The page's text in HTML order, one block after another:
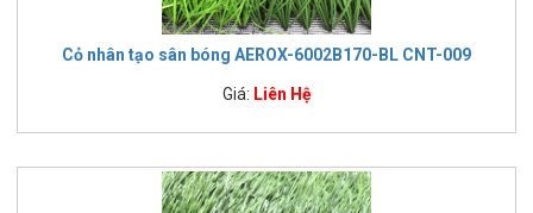
Cỏ nhân tạo sân bóng AEROX-6002B170-BL CNT-009
Giá: Liên Hệ